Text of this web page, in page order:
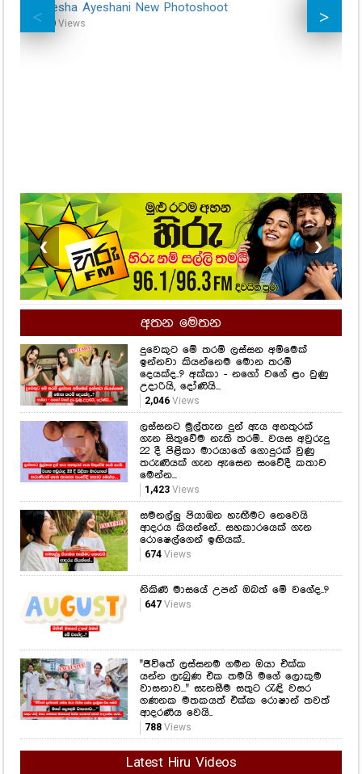
Kaveesha Ayeshani New Photoshoot
46,770 Views
❮ ❯
අතන මෙතන
දුවෙකුට මේ තරම් ලස්සන අම්මෙක්
ඉන්නවා කියන්නෙම මොන තරම්
දෙයක්ද..? අක්කා - නගෝ වගේ ළං වුණු
උදාරියි, දෝණියි...
2,046Views
ලස්සනට මුල්තැන දුන් ඇය අනතුරක්
ගැන සිතුවේම නැති තරම්.. වයස අවුරුදු
22 දී පිළිකා මාරයාගේ ගොදුරක් වුණු
තරුණියක් ගැන ඇසෙන සංවේදී කතාව
මෙන්න...
1,423Views
සමනල්ලු පියාඹන හැඟීමට නෙවෙයි
ආදරය කියන්නේ.. සහකාරයෙක් ගැන
රොෂෙල්ගෙන් ඉඟියක්..
674Views
නිකිණි මාසයේ උපන් ඔබත් මේ වගේද..?
647Views
"ජීවිතේ ලස්සනම ගමන ඔයා එක්ක
යන්න ලැබුණ එක තමයි මගේ ලොකුම
වාසනාව..." සැනසීම සතුට රැඳි වසර
ගණනක මතකයත් එක්ක රොෂාන් තවත්
ආදරණීය වෙයි..
788Views
Latest Hiru Videos